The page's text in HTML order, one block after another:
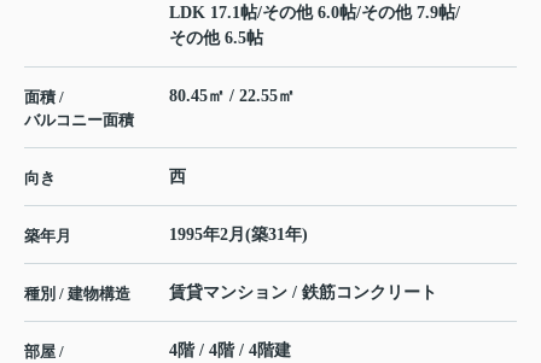
LDK 17.1帖/その他 6.0帖/その他 7.9帖/
その他 6.5帖
面積 /
バルコニー面積
80.45㎡ / 22.55㎡
向き 西
築年月 1995年2月(築31年)
種別 / 建物構造 賃貸マンション / 鉄筋コンクリート
部屋 /
4階 / 4階 / 4階建